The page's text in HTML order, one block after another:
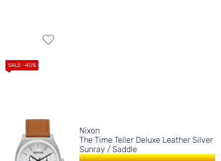
Nixon
The Time Teller Deluxe Leather Silver
Sunray / Saddle